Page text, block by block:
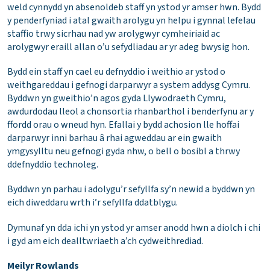
weld cynnydd yn absenoldeb staff yn ystod yr amser hwn. Bydd
y penderfyniad i atal gwaith arolygu yn helpu i gynnal lefelau
staffio trwy sicrhau nad yw arolygwyr cymheiriaid ac
arolygwyr eraill allan o’u sefydliadau ar yr adeg bwysig hon.
Bydd ein staff yn cael eu defnyddio i weithio ar ystod o
weithgareddau i gefnogi darparwyr a system addysg Cymru.
Byddwn yn gweithio’n agos gyda Llywodraeth Cymru,
awdurdodau lleol a chonsortia rhanbarthol i benderfynu ar y
ffordd orau o wneud hyn. Efallai y bydd achosion lle hoffai
darparwyr inni barhau â rhai agweddau ar ein gwaith
ymgysylltu neu gefnogi gyda nhw, o bell o bosibl a thrwy
ddefnyddio technoleg.
Byddwn yn parhau i adolygu’r sefyllfa sy’n newid a byddwn yn
eich diweddaru wrth i’r sefyllfa ddatblygu.
Dymunaf yn dda ichi yn ystod yr amser anodd hwn a diolch i chi
i gyd am eich dealltwriaeth a’ch cydweithrediad.
Meilyr Rowlands